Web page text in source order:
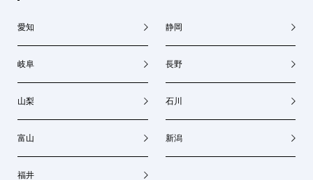
愛知 静岡
岐阜 長野
山梨 石川
富山 新潟
福井